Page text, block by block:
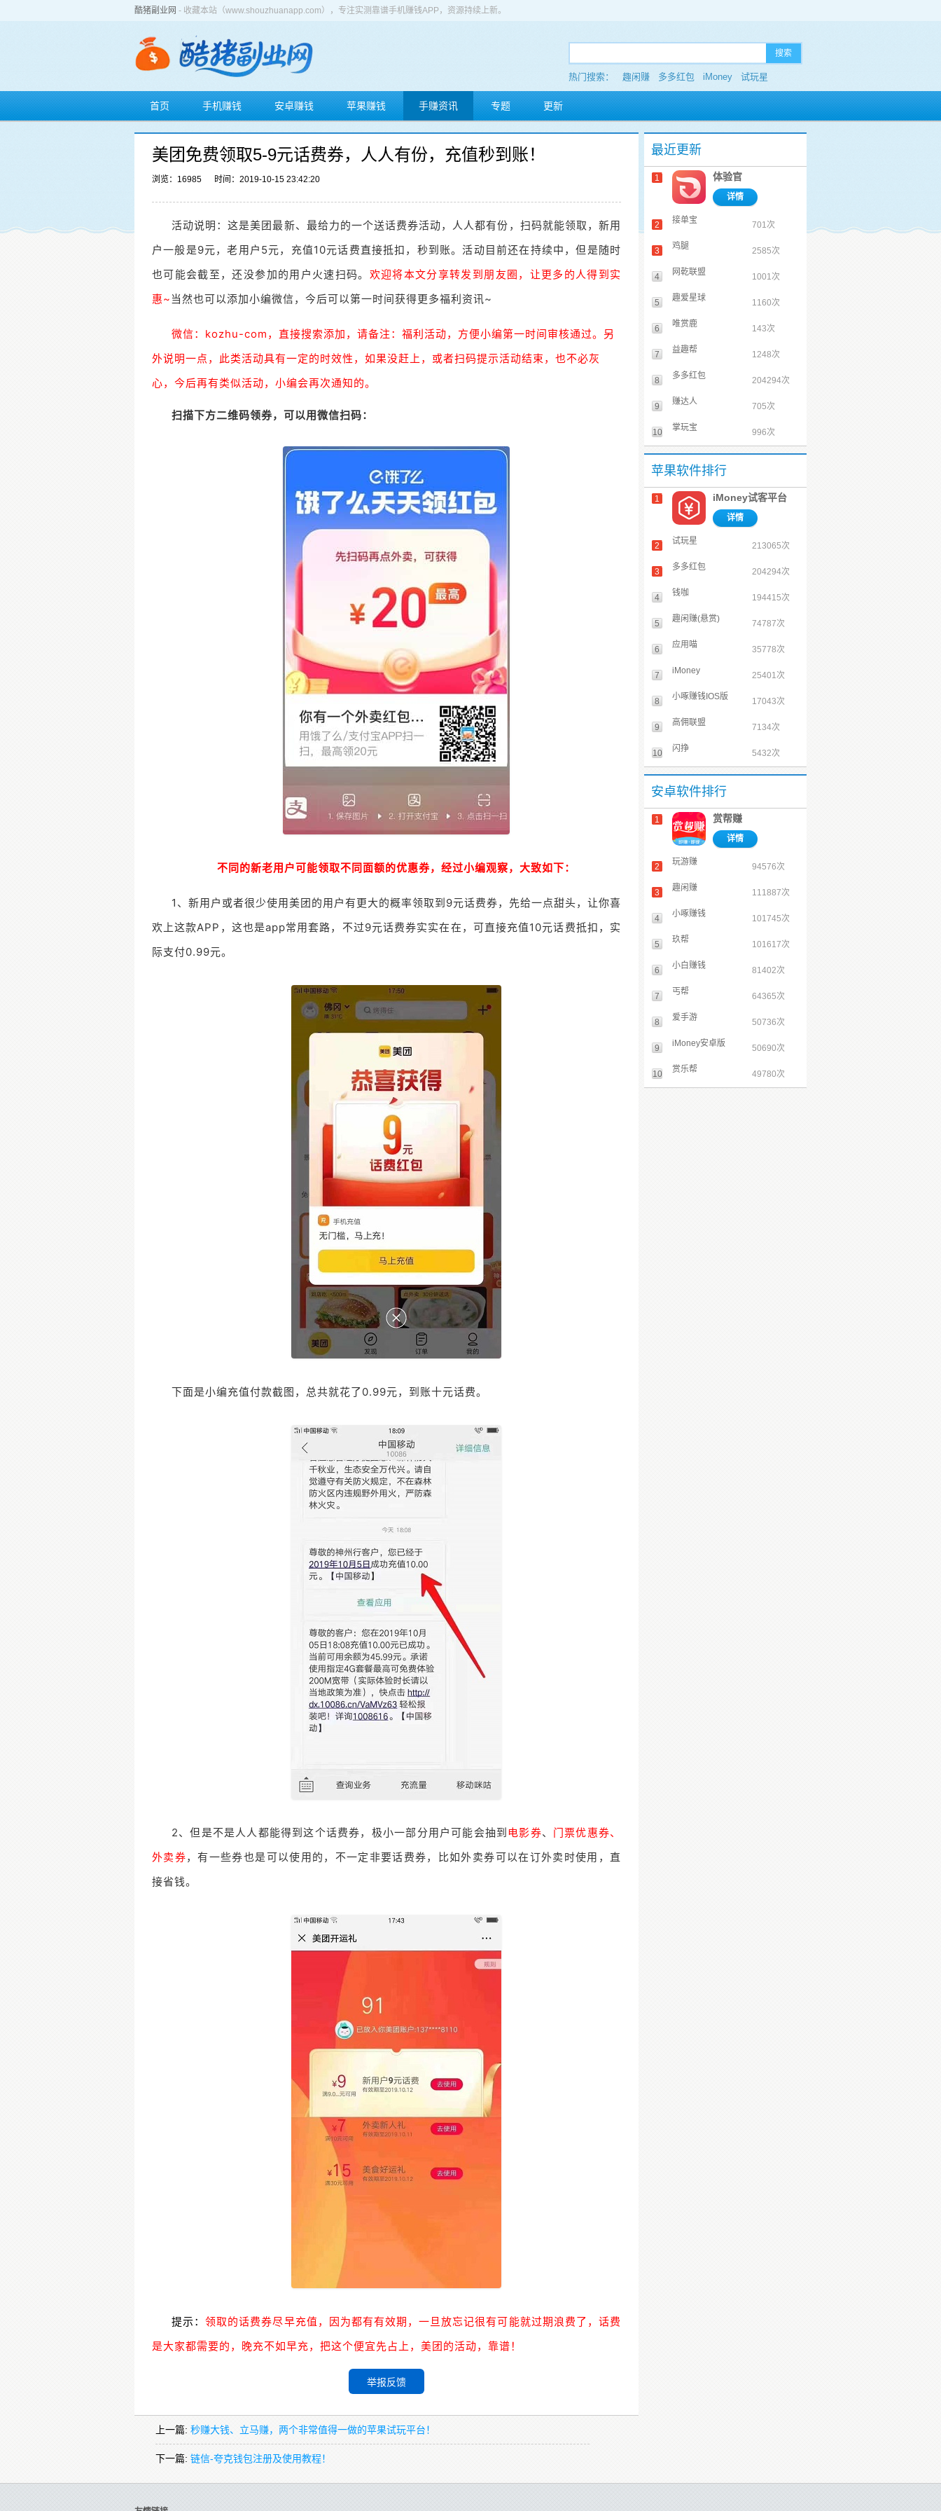
酷猪副业网 - 收藏本站（www.shouzhuanapp.com），专注实测靠谱手机赚钱APP，资源持续上新。
搜索
热门搜索： 趣闲赚 多多红包 iMoney 试玩星
首页 手机赚钱 安卓赚钱 苹果赚钱 手赚资讯 专题 更新
美团免费领取5-9元话费券，人人有份，充值秒到账！
浏览：16985 时间：2019-10-15 23:42:20
活动说明：这是美团最新、最给力的一个送话费券活动，人人都有份，扫码就能领取，新用
户一般是9元，老用户5元，充值10元话费直接抵扣，秒到账。活动目前还在持续中，但是随时
也可能会截至，还没参加的用户火速扫码。 欢迎将本文分享转发到朋友圈，让更多的人得到实
惠~ 当然也可以添加小编微信，今后可以第一时间获得更多福利资讯~
微信：kozhu-com，直接搜索添加，请备注：福利活动，方便小编第一时间审核通过。另
外说明一点，此类活动具有一定的时效性，如果没赶上，或者扫码提示活动结束，也不必灰
心，今后再有类似活动，小编会再次通知的。
扫描下方二维码领券，可以用微信扫码：
不同的新老用户可能领取不同面额的优惠券，经过小编观察，大致如下：
1、新用户或者很少使用美团的用户有更大的概率领取到9元话费券，先给一点甜头，让你喜
欢上这款APP，这也是app常用套路，不过9元话费券实实在在，可直接充值10元话费抵扣，实
际支付0.99元。
下面是小编充值付款截图，总共就花了0.99元，到账十元话费。
2、但是不是人人都能得到这个话费券，极小一部分用户可能会抽到电影券、 门票优惠券、
外卖券，有一些券也是可以使用的，不一定非要话费券，比如外卖券可以在订外卖时使用，直
接省钱。
提示：领取的话费券尽早充值，因为都有有效期，一旦放忘记很有可能就过期浪费了，话费
是大家都需要的，晚充不如早充，把这个便宜先占上，美团的活动，靠谱！
举报反馈
上一篇: 秒赚大钱、立马赚，两个非常值得一做的苹果试玩平台！
下一篇: 链信-夸克钱包注册及使用教程！
最近更新
1 体验官
详情
2 接单宝 701次
3 鸡腿 2585次
4 网乾联盟 1001次
5 趣爱星球 1160次
6 唯赏鹿 143次
7 益趣帮 1248次
8 多多红包 204294次
9 赚达人 705次
10 掌玩宝 996次
苹果软件排行
1 iMoney试客平台
详情
2 试玩星 213065次
3 多多红包 204294次
4 钱咖 194415次
5 趣闲赚(悬赏) 74787次
6 应用喵 35778次
7 iMoney 25401次
8 小啄赚钱IOS版 17043次
9 高佣联盟 7134次
10 闪挣 5432次
安卓软件排行
1 赏帮赚
详情
2 玩游赚 94576次
3 趣闲赚 111887次
4 小啄赚钱 101745次
5 玖帮 101617次
6 小白赚钱 81402次
7 丐帮 64365次
8 爱手游 50736次
9 iMoney安卓版 50690次
10 赏乐帮 49780次